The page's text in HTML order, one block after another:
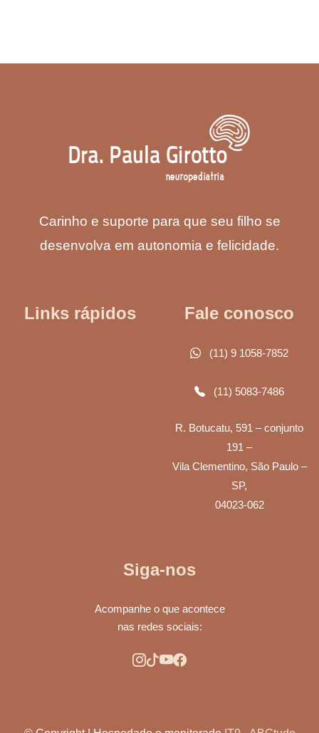
Carinho e suporte para que seu filho se
desenvolva em autonomia e felicidade.
Links rápidos Fale conosco
(11) 9 1058-7852
(11) 5083-7486
R. Botucatu, 591 – conjunto
191 –
Vila Clementino, São Paulo –
SP,
04023-062
Siga-nos
Acompanhe o que acontece
nas redes sociais: